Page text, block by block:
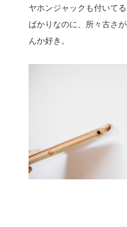
ヤホンジャックも付いてる
ばかりなのに、所々古さ
んか好き。